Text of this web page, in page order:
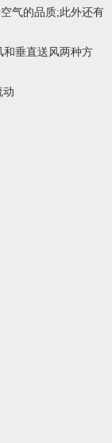
气的品质;此外还有
和垂直送风两种方
动